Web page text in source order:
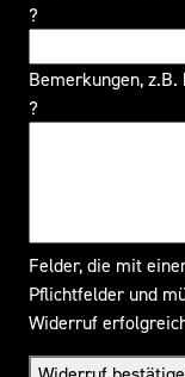
?
Bemerkungen,
?
Felder, die mit
Pflichtfelder und
Widerruf